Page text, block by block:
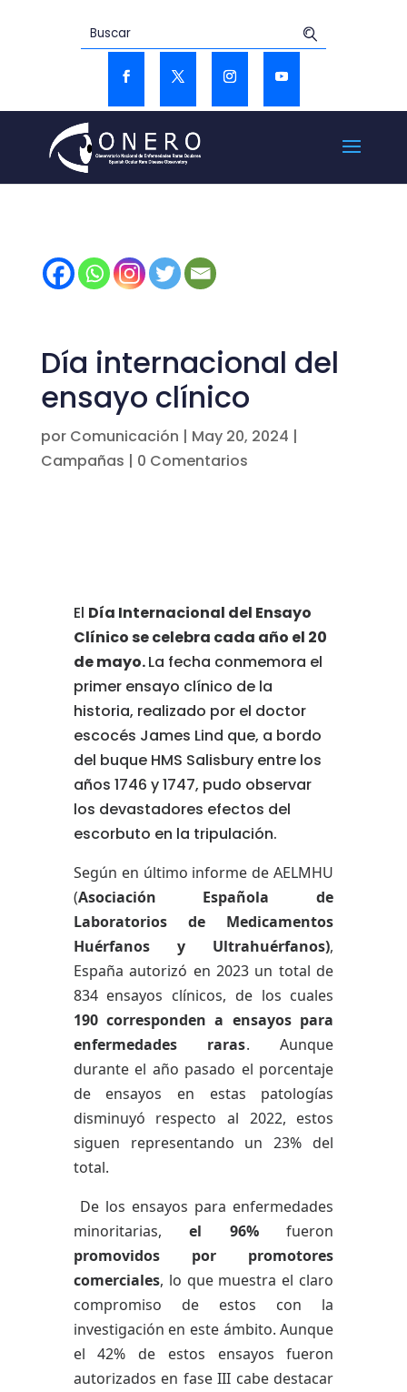
Día internacional del
ensayo clínico
por Comunicación | May 20, 2024 |
Campañas | 0 Comentarios
El Día Internacional del Ensayo
Clínico se celebra cada año el 20
de mayo.La fecha conmemora el
primer ensayo clínico de la
historia, realizado por el doctor
escocés James Lind que, a bordo
del buque HMS Salisbury entre los
años 1746 y 1747, pudo observar
los devastadores efectos del
escorbuto en la tripulación.
Según en último informe de AELMHU
(Asociación Española de
Laboratorios de Medicamentos
Huérfanos y Ultrahuérfanos),
España autorizó en 2023 un total de
834 ensayos clínicos, de los cuales
190 corresponden a ensayos para
enfermedades raras. Aunque
durante el año pasado el porcentaje
de ensayos en estas patologías
disminuyó respecto al 2022, estos
siguen representando un 23% del
total.
De los ensayos para enfermedades
minoritarias,el 96%fueron
promovidos por promotores
comerciales, lo que muestra el claro
compromiso de estos con la
investigación en este ámbito. Aunque
el 42% de estos ensayos fueron
autorizados en fase III cabe destacar